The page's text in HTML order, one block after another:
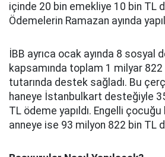
içinde 20 bin emekliye 10 bin TL
Ödemelerin Ramazan ayında
İBB ayrıca ocak ayında 8 sosyal
kapsamında toplam 1 milyar
tutarında destek sağladı. Bu
haneye İstanbulkart desteğiyle
TL ödeme yapıldı. Engelli
anneye ise 93 milyon 822 bin TL